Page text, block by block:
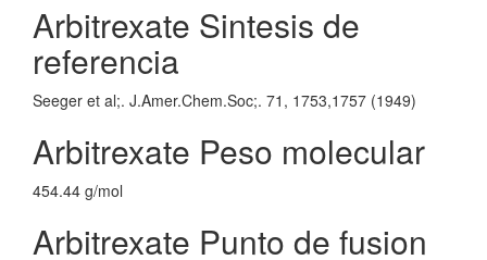
Arbitrexate Sintesis de
referencia
Seeger et al;. J.Amer.Chem.Soc;. 71, 1753,1757 (1949)
Arbitrexate Peso molecular
454.44 g/mol
Arbitrexate Punto de fusion